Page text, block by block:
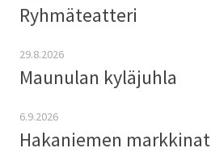
Ryhmäteatteri
29.8.2026
Maunulan kyläjuhla
6.9.2026
Hakaniemen markkinat